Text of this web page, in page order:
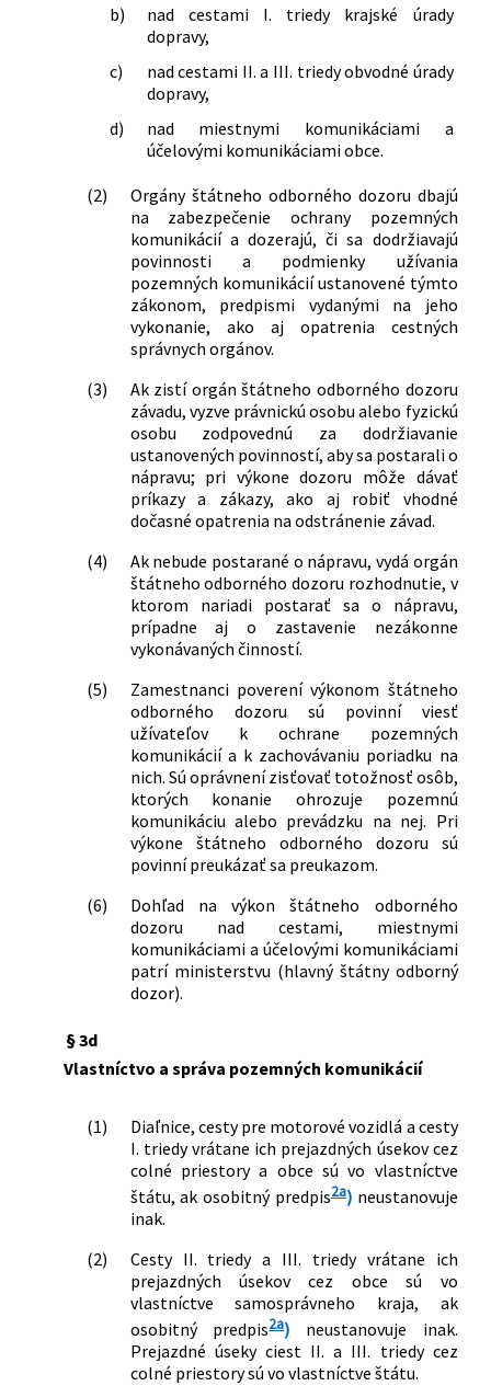
b)
nad cestami I. triedy krajské úrady
dopravy,
c)
nad cestami II. a III. triedy obvodné úrady
dopravy,
d)
nad miestnymi komunikáciami a
účelovými komunikáciami obce.
(2)
Orgány štátneho odborného dozoru dbajú
na zabezpečenie ochrany pozemných
komunikácií a dozerajú, či sa dodržiavajú
povinnosti a podmienky užívania
pozemných komunikácií ustanovené týmto
zákonom, predpismi vydanými na jeho
vykonanie, ako aj opatrenia cestných
správnych orgánov.
(3)
Ak zistí orgán štátneho odborného dozoru
závadu, vyzve právnickú osobu alebo fyzickú
osobu zodpovednú za dodržiavanie
ustanovených povinností, aby sa postarali o
nápravu; pri výkone dozoru môže dávať
príkazy a zákazy, ako aj robiť vhodné
dočasné opatrenia na odstránenie závad.
(4)
Ak nebude postarané o nápravu, vydá orgán
štátneho odborného dozoru rozhodnutie, v
ktorom nariadi postarať sa o nápravu,
prípadne aj o zastavenie nezákonne
vykonávaných činností.
(5)
Zamestnanci poverení výkonom štátneho
odborného dozoru sú povinní viesť
užívateľov k ochrane pozemných
komunikácií a k zachovávaniu poriadku na
nich. Sú oprávnení zisťovať totožnosť osôb,
ktorých konanie ohrozuje pozemnú
komunikáciu alebo prevádzku na nej. Pri
výkone štátneho odborného dozoru sú
povinní preukázať sa preukazom.
(6)
Dohľad na výkon štátneho odborného
dozoru nad cestami, miestnymi
komunikáciami a účelovými komunikáciami
patrí ministerstvu (hlavný štátny odborný
dozor).
§ 3d
Vlastníctvo a správa pozemných komunikácií
(1)
Diaľnice, cesty pre motorové vozidlá a cesty
I. triedy vrátane ich prejazdných úsekov cez
colné priestory a obce sú vo vlastníctve
štátu, ak osobitný predpis2a)neustanovuje
inak.
(2)
Cesty II. triedy a III. triedy vrátane ich
prejazdných úsekov cez obce sú vo
vlastníctve samosprávneho kraja, ak
osobitný predpis2a) neustanovuje inak.
Prejazdné úseky ciest II. a III. triedy cez
colné priestory sú vo vlastníctve štátu.